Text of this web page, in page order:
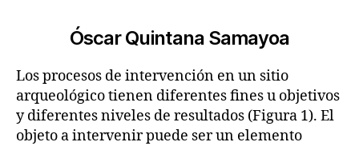
Óscar Quintana Samayoa
Los procesos de intervención en un sitio
arqueológico tienen diferentes fines u objetivos
y diferentes niveles de resultados (Figura 1). El
objeto a intervenir puede ser un elemento